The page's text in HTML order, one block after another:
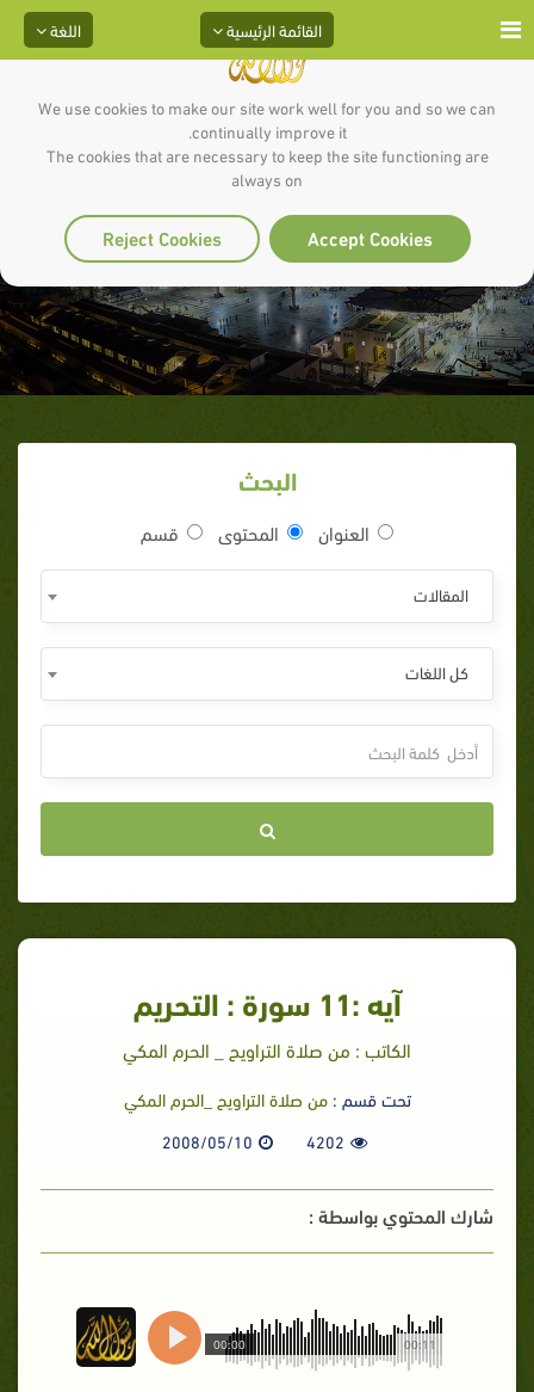
We use cookies to make our site work well for you and so we can
continually improve it.
The cookies that are necessary to keep the site functioning are
always on
Accept Cookies
Reject Cookies
اللغة القائمة الرئيسية
آيه :11 سورة : التحريم
البحث
العنوان المحتوى قسم
المقالات
كل اللغات
آيه :11 سورة : التحريم
الكاتب : من صلاة التراويح _ الحرم المكي
تحت قسم :من صلاة التراويح _الحرم المكي
4202
2008/05/10
شارك المحتوي بواسطة :
00:11
00:00